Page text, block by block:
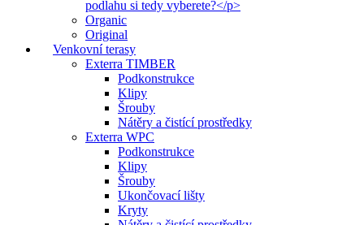
podlahu si tedy vyberete?</p>
Organic
Original
Venkovní terasy
Exterra TIMBER
Podkonstrukce
Klipy
Šrouby
Nátěry a čistící prostředky
Exterra WPC
Podkonstrukce
Klipy
Šrouby
Ukončovací lišty
Kryty